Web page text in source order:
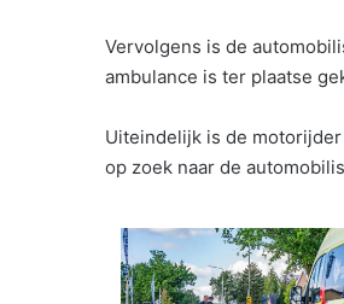
Vervolgens is de
ambulance is ter plaatse
Uiteindelijk is de
op zoek naar de